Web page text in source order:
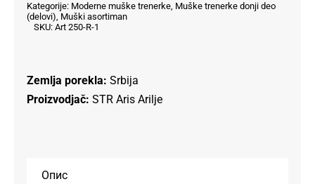
ranflom
Kategorije: Moderne muške trenerke, Muške trenerke donji deo
(delovi), Muški asortiman
SKU: Art 250-R-1
Zemlja porekla: Srbija
Proizvodjač: STR Aris Arilje
Опис